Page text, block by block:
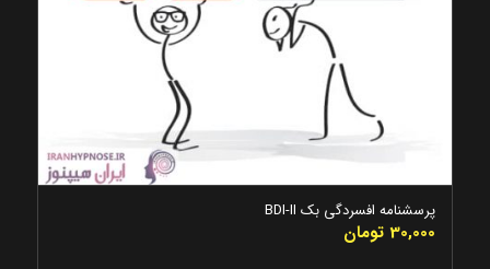
پرسشنامه افسردگی بک BDI-II
30,000 تومان